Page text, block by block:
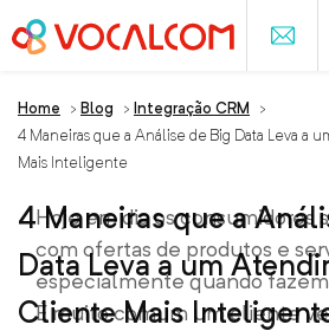
Home > Blog > Integração CRM
>
4 Maneiras que a Análise de Big Data Leva a
Mais Inteligente
4 Maneiras que a
Data Leva a um
Cliente Mais
Hoje em dia os consumidores
com ofertas de produtos e
especialmente quando
É muito comum um cliente